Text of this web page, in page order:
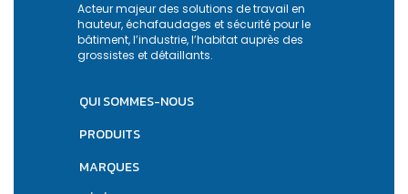
Acteur majeur des solutions de travail en
hauteur, échafaudages et sécurité pour le
bâtiment, l’industrie, l’habitat auprès des
grossistes et détaillants.
QUI SOMMES-NOUS
PRODUITS
MARQUES